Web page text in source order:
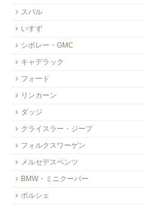
スバル
いすず
シボレー・GMC
キャデラック
フォード
リンカーン
ダッジ
クライスラー・ジープ
フォルクスワーゲン
メルセデスベンツ
BMW・ミニクーパー
ポルシェ